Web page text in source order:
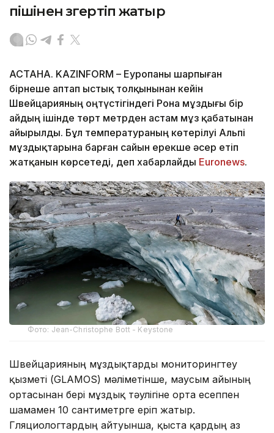
пішінен өзгертіп жатыр
АСТАНА. KAZINFORM – Еуропаны шарпыған
бірнеше аптап ыстық толқынынан кейін
Швейцарияның оңтүстігіндегі Рона мұздығы бір
айдың ішінде төрт метрден астам мұз қабатынан
айырылды. Бұл температураның көтерілуі Альпі
мұздықтарына барған сайын ерекше әсер етіп
жатқанын көрсетеді, деп хабарлайды Еuronews.
Фото: Jean-Christophe Bott - Keystone
Швейцарияның мұздықтарды мониторингтеу
қызметі (GLAMOS) мәліметінше, маусым айының
ортасынан бері мұздық тәулігіне орта есеппен
шамамен 10 сантиметрге еріп жатыр.
Гляциологтардың айтуынша, қыста қардың аз